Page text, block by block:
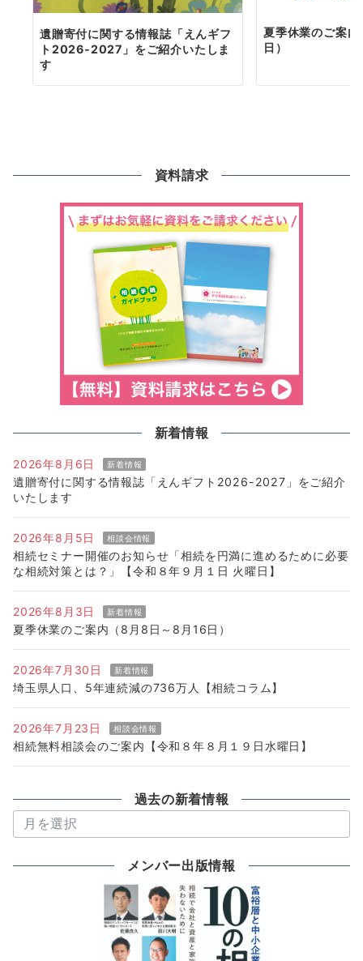
遺贈寄付に関する情報誌「えんギフ
ト2026-2027」をご紹介いたしま
す
夏季休業のご案
日）
資料請求
新着情報
2026年8月6日 新着情報
遺贈寄付に関する情報誌「えんギフト2026-2027」をご紹介
いたします
2026年8月5日 相談会情報
相続セミナー開催のお知らせ「相続を円満に進めるために必要
な相続対策とは？」【令和８年９月１日 火曜日】
2026年8月3日 新着情報
夏季休業のご案内（8月8日～8月16日）
2026年7月30日 新着情報
埼玉県人口、5年連続減の736万人【相続コラム】
2026年7月23日 相談会情報
相続無料相談会のご案内【令和８年８月１９日水曜日】
過去の新着情報
去
メンバー出版情報